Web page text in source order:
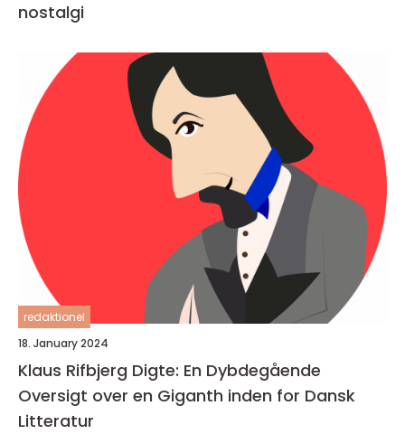
nostalgi
redaktionel
18. January 2024
Klaus Rifbjerg Digte: En Dybdegående
Oversigt over en Giganth inden for Dansk
Litteratur